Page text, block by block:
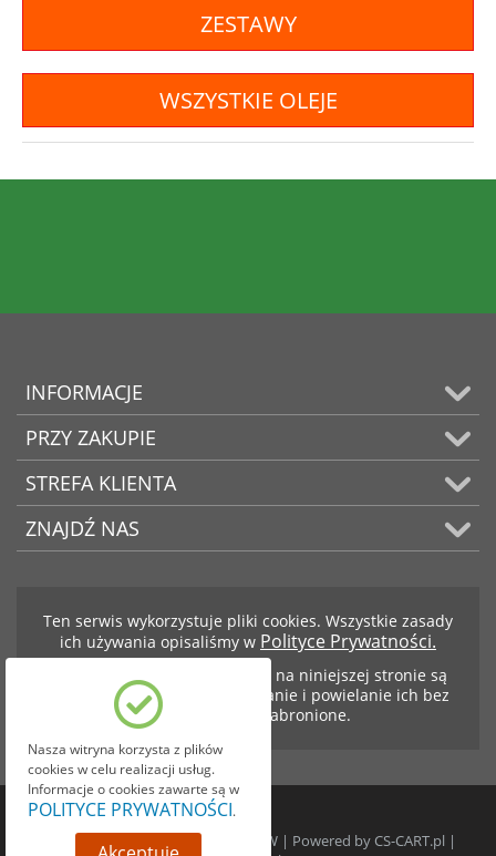
ZESTAWY
WSZYSTKIE OLEJE
INFORMACJE
PRZY ZAKUPIE
STREFA KLIENTA
ZNAJDŹ NAS
Ten serwis wykorzystuje pliki cookies. Wszystkie zasady
ich używania opisaliśmy w Polityce Prywatności.
Teksty i zdjęcia znajdujące się na niniejszej stronie są
własnością firmy BCS. Kopiowanie i powielanie ich bez
zezwolenia jest zabronione.
© 1999-2026 BCS SKRZYNIE BIEGÓW | Powered byCS-CART.pl |
Nasza witryna korzysta z plików
cookies w celu realizacji usług.
Informacje o cookies zawarte są w
POLITYCE PRYWATNOŚCI.